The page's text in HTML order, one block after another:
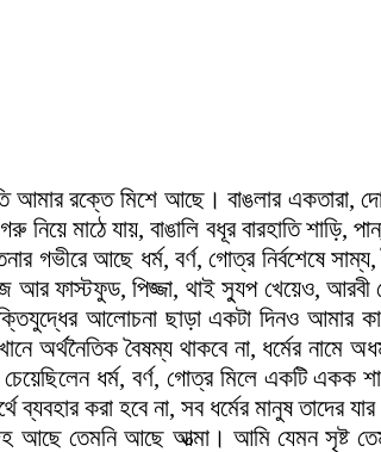
রক্তে মিশে আছে। বাঙলার একতারা,
মাঠে যায়, বাঙালি বধূর বারহাতি শাড়ি,
গভীরে আছে ধর্ম, বর্ণ, গোত্র নির্বশেষে
ফাস্টফুড, পিজ্জা, থাই স্যুপ খেয়েও,
আলোচনা ছাড়া একটা দিনও আমার
বৈষম্য থাকবে না, ধর্মের নামে
ধর্ম, বর্ণ, গোত্র মিলে একটি একক
করা হবে না, সব ধর্মের মানুষ তাদের
আছে তেমনি আছে আত্মা। আমি যেমন সৃষ্ট